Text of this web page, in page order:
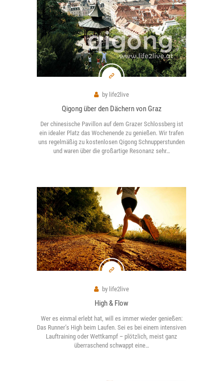
by life2live
Qigong über den Dächern von Graz
Der chinesische Pavillon auf dem Grazer Schlossberg ist
ein idealer Platz das Wochenende zu genießen. Wir trafen
uns regelmäßig zu kostenlosen Qigong Schnupperstunden
und waren über die großartige Resonanz sehr…
by life2live
High & Flow
Wer es einmal erlebt hat, will es immer wieder genießen:
Das Runner’s High beim Laufen. Sei es bei einem intensiven
Lauftraining oder Wettkampf – plötzlich, meist ganz
überraschend schwappt eine…